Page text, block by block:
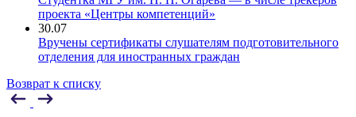
проекта «Центры компетенций»
30.07
Вручены сертификаты слушателям подготовительного
отделения для иностранных граждан
Возврат к списку